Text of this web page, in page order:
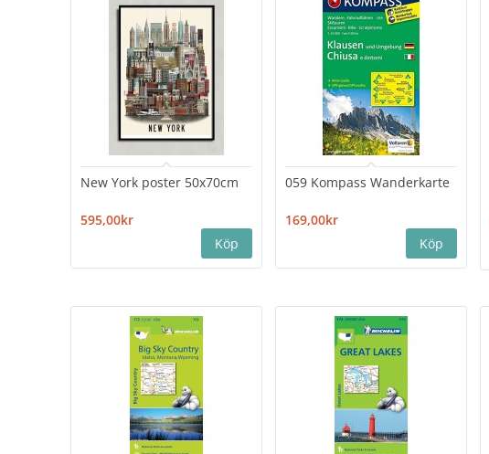
New York poster 50x70cm
595,00kr
059 Kompass Wanderkarte
169,00kr